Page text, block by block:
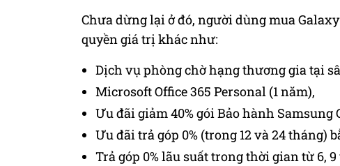
Chưa dừng lại ở đó, người dùng mua
quyền giá trị khác như:
Dịch vụ phòng chờ hạng thương gia tại
Microsoft Office 365 Personal (1 năm),
Ưu đãi giảm 40% gói Bảo hành Samsung
Ưu đãi trả góp 0% (trong 12 và 24 tháng)
Trả góp 0% lãu suất trong thời gian từ 6,